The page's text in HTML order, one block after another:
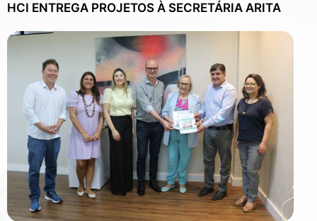
HCI ENTREGA PROJETOS À SECRETÁRIA ARITA